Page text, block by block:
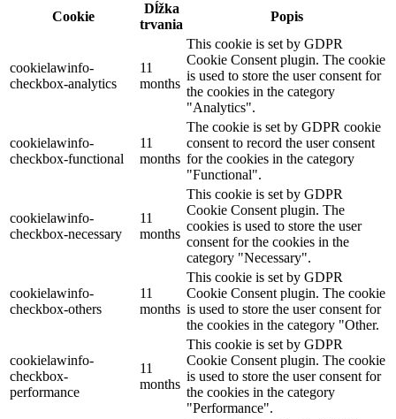
Cookie
Dĺžka
trvania
Popis
cookielawinfo-
checkbox-analytics
11
months
This cookie is set by GDPR
Cookie Consent plugin. The cookie
is used to store the user consent for
the cookies in the category
"Analytics".
cookielawinfo-
checkbox-functional
11
months
The cookie is set by GDPR cookie
consent to record the user consent
for the cookies in the category
"Functional".
cookielawinfo-
checkbox-necessary
11
months
This cookie is set by GDPR
Cookie Consent plugin. The
cookies is used to store the user
consent for the cookies in the
category "Necessary".
cookielawinfo-
checkbox-others
11
months
This cookie is set by GDPR
Cookie Consent plugin. The cookie
is used to store the user consent for
the cookies in the category "Other.
cookielawinfo-
checkbox-
performance
11
months
This cookie is set by GDPR
Cookie Consent plugin. The cookie
is used to store the user consent for
the cookies in the category
"Performance".